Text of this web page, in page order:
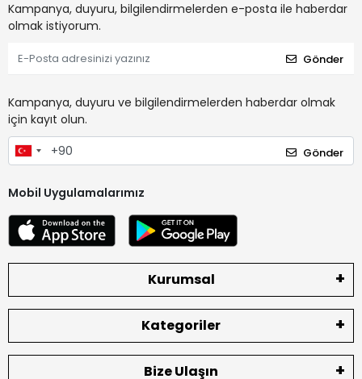
Kampanya, duyuru, bilgilendirmelerden e-posta ile haberdar
olmak istiyorum.
Gönder
Kampanya, duyuru ve bilgilendirmelerden haberdar olmak
için kayıt olun.
Gönder
Mobil Uygulamalarımız
Kurumsal
Kategoriler
Bize Ulaşın